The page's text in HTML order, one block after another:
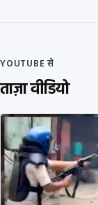
YOUTUBE से
ताज़ा वीडियो